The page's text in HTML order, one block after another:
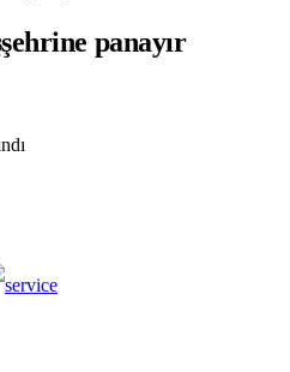
panayır